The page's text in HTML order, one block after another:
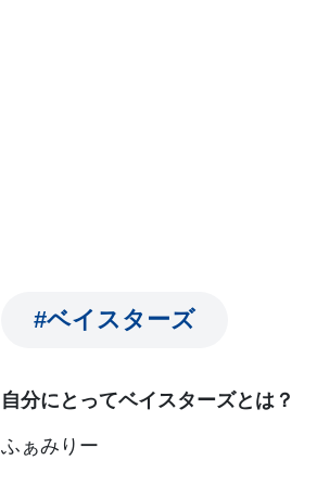
#ベイスターズ
自分にとってベイスターズとは？
ふぁみりー